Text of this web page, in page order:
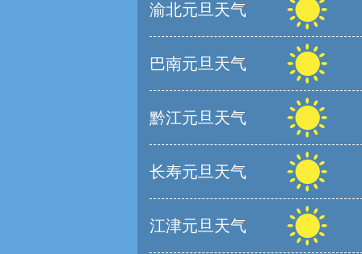
渝北元旦天气
巴南元旦天气
黔江元旦天气
长寿元旦天气
江津元旦天气